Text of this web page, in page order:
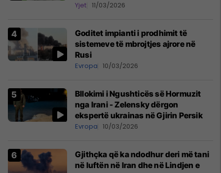
Yjet 11/03/2026
Goditet impianti i prodhimit të
sistemeve të mbrojtjes ajrore në
Rusi
Evropa 10/03/2026
Bllokimi i Ngushticës së Hormuzit
nga Irani - Zelensky dërgon
ekspertë ukrainas në Gjirin Persik
Evropa 10/03/2026
Gjithçka që ka ndodhur deri më tani
në luftën në Iran dhe në Lindjen e